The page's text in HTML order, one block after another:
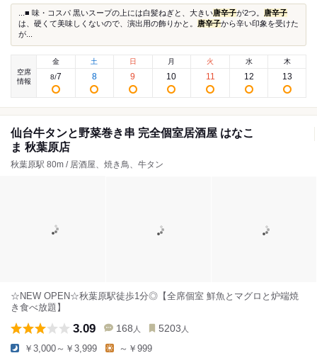
...■ 味・コスパ 黒いスープの上には白髪ねぎと、大きい唐辛子が2つ。 唐辛子
は、硬くて美味しくないので、演出用の飾りかと。 唐辛子から辛い印象を受けた
が...
空席
情報
金
8/7
土
8
日
9
月
10
火
11
水
12
木
13
仙台牛タンと野菜巻き串 完全個室居酒屋 はなこ
ま 秋葉原店
秋葉原駅 80m / 居酒屋、焼き鳥、牛タン
☆NEW OPEN☆秋葉原駅徒歩1分◎【全席個室 鮮魚とマグロと炉端焼
き食べ放題】
3.09 168 人 5203 人
￥3,000～￥3,999 ～￥999